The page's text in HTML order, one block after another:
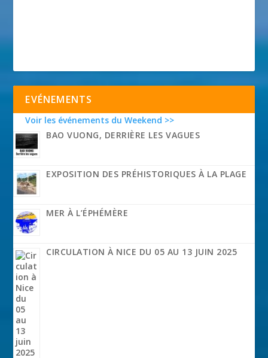
EVÉNEMENTS
Voir les événements du Weekend >>
BAO VUONG, DERRIÈRE LES VAGUES
EXPOSITION DES PRÉHISTORIQUES À LA PLAGE
MER À L’ÉPHÉMÈRE
CIRCULATION À NICE DU 05 AU 13 JUIN 2025